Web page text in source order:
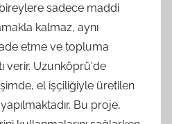
bireylere sadece maddi
kalmaz, aynı
etme ve topluma
verir. Uzunköprü'de
el işçiliğiyle üretilen
Bu proje,